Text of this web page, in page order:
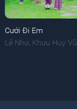
Cưới Đi Em
Lê Như, Khưu Huy Vũ